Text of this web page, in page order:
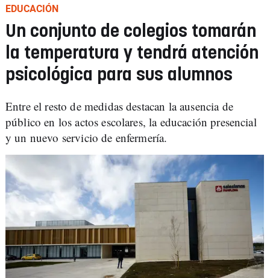
EDUCACIÓN
Un conjunto de colegios tomarán
la temperatura y tendrá atención
psicológica para sus alumnos
Entre el resto de medidas destacan la ausencia de
público en los actos escolares, la educación presencial
y un nuevo servicio de enfermería.